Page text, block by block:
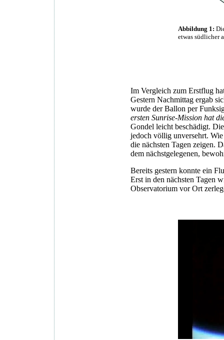
Abbildung 1:
etwas südlicher
Im Vergleich zum Erstflug
Gestern Nachmittag ergab
wurde der Ballon per
ersten Sunrise-Mission hat
Gondel leicht beschädigt.
jedoch völlig unversehrt.
die nächsten Tagen zeigen.
dem nächstgelegenen,
Bereits gestern konnte ein
Erst in den nächsten Tagen
Observatorium vor Ort